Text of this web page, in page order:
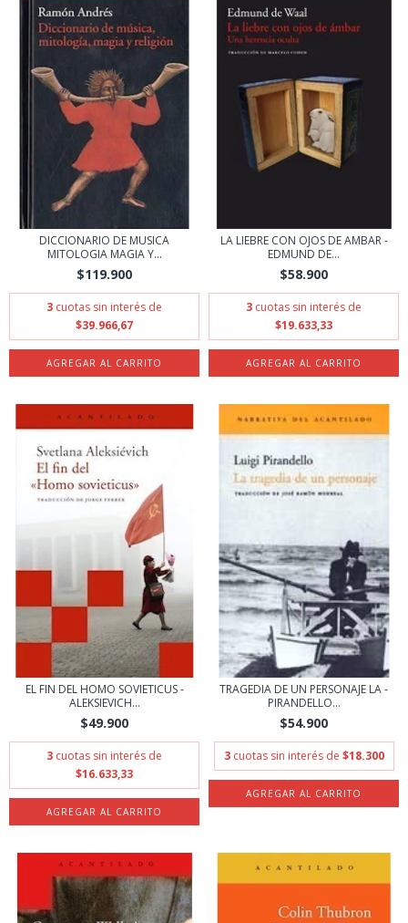
DICCIONARIO DE MUSICA
MITOLOGIA MAGIA Y...
$119.900
3 cuotas sin interés de
$39.966,67
LA LIEBRE CON OJOS DE AMBAR -
EDMUND DE...
$58.900
3 cuotas sin interés de
$19.633,33
EL FIN DEL HOMO SOVIETICUS -
ALEKSIEVICH...
$49.900
3 cuotas sin interés de
$16.633,33
TRAGEDIA DE UN PERSONAJE LA -
PIRANDELLO...
$54.900
3 cuotas sin interés de $18.300